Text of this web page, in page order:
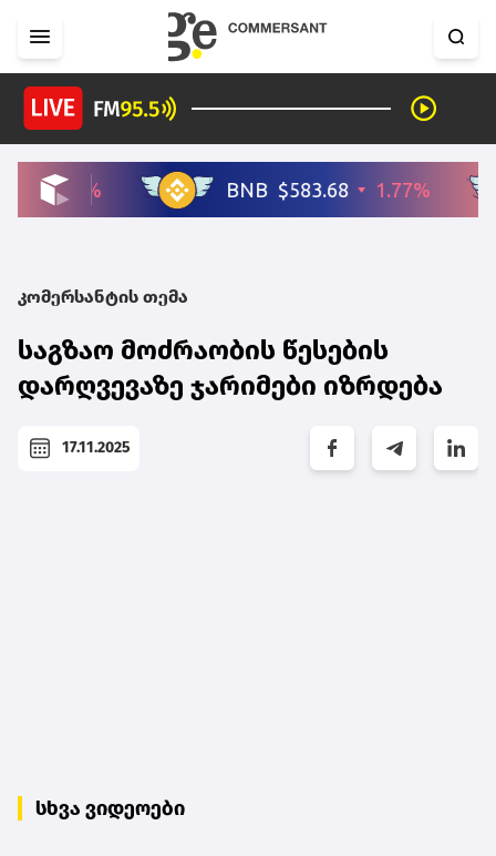
კომერსანტის თემა
საგზაო მოძრაობის წესების
დარღვევაზე ჯარიმები იზრდება
17.11.2025
სხვა ვიდეოები